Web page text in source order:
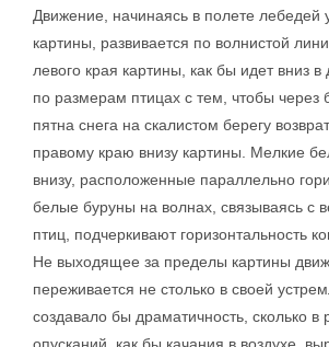
Движение, начинаясь в полете лебедей
картины, развивается по волнистой
левого края картины, как бы идет вниз
по размерам птицах с тем, чтобы через
пятна снега на скалистом берегу
правому краю внизу картины. Мелкие
внизу, расположенные параллельно
белые буруны на волнах, связываясь с
птиц, подчеркивают горизонтальность
Не выходящее за пределы картины
переживается не столько в своей
создавало бы драматичность, сколько
опусканий, как бы качания в воздухе,